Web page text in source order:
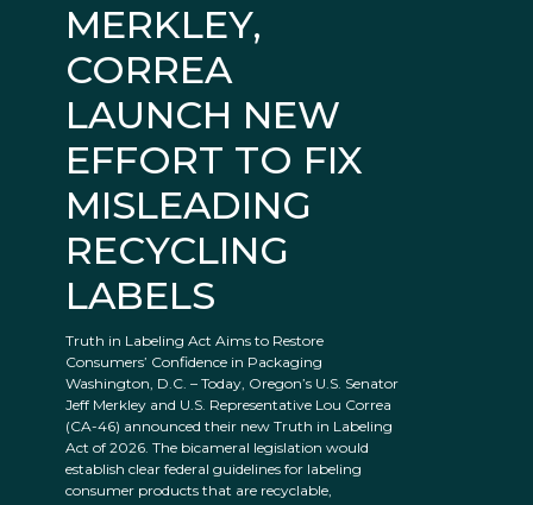
MERKLEY,
CORREA
LAUNCH NEW
EFFORT TO FIX
MISLEADING
RECYCLING
LABELS
Truth in Labeling Act Aims to Restore
Consumers’ Confidence in Packaging
Washington, D.C. – Today, Oregon’s U.S. Senator
Jeff Merkley and U.S. Representative Lou Correa
(CA-46) announced their new Truth in Labeling
Act of 2026. The bicameral legislation would
establish clear federal guidelines for labeling
consumer products that are recyclable,